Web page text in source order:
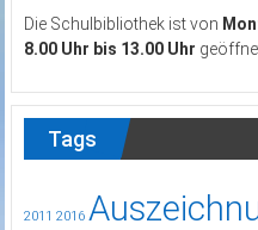
Die Schulbibliothek ist von
8.00 Uhr bis 13.00 Uhr
Tags
2011 2016